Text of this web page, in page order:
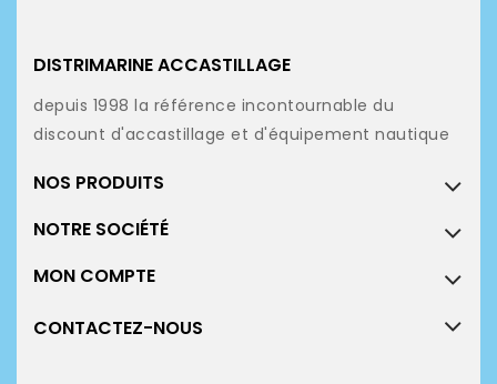
DISTRIMARINE ACCASTILLAGE
depuis 1998 la référence incontournable du
discount d'accastillage et d'équipement nautique
NOS PRODUITS
NOTRE SOCIÉTÉ
MON COMPTE
CONTACTEZ-NOUS